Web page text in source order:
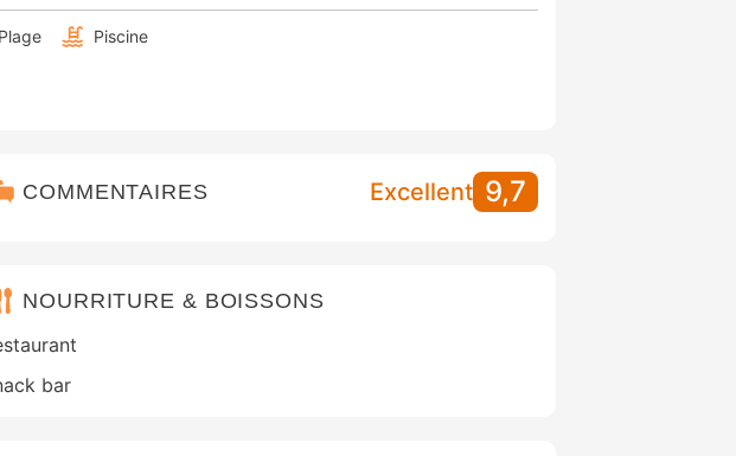
Plage Piscine
COMMENTAIRES Excellent 9,7
NOURRITURE & BOISSONS
bar